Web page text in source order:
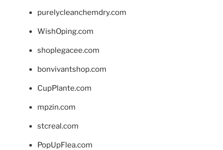
purelycleanchemdry.com
WishOping.com
shoplegacee.com
bonvivantshop.com
CupPlante.com
mpzin.com
stcreal.com
PopUpFlea.com